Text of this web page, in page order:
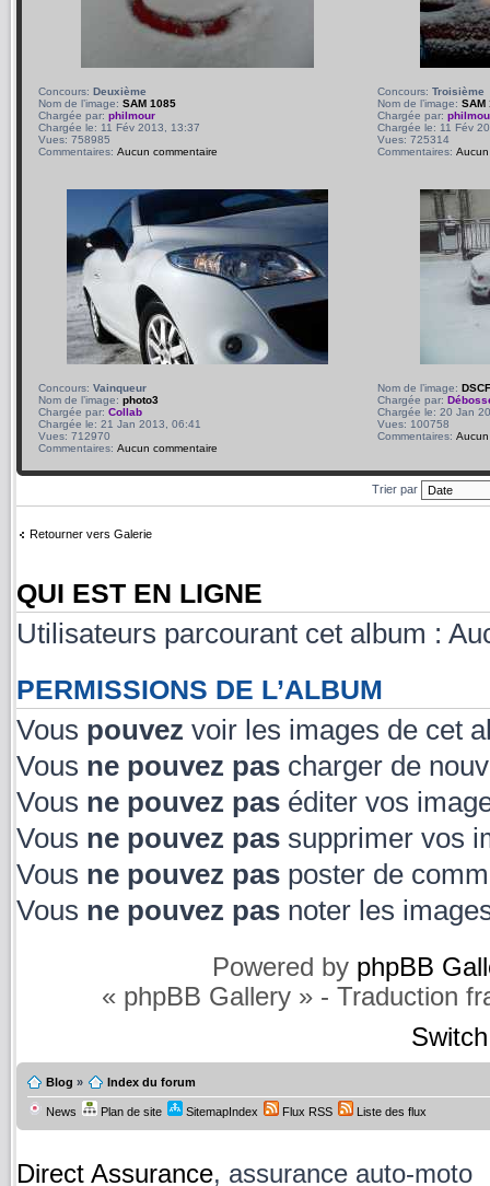
Concours: Deuxième
Nom de l’image: SAM 1085
Chargée par: philmour
Chargée le: 11 Fév 2013, 13:37
Vues: 758985
Commentaires: Aucun commentaire
Concours: Troisième
Nom de l’image: SAM
Chargée par:
Chargée le: 11 Fév
Vues: 725314
Commentaires:
Concours: Vainqueur
Nom de l’image: photo3
Chargée par: Collab
Chargée le: 21 Jan 2013, 06:41
Vues: 712970
Commentaires: Aucun commentaire
Nom de l’image:
Chargée par:
Chargée le: 20 Jan
Vues: 100758
Commentaires:
Trier par
Retourner vers Galerie
QUI EST EN LIGNE
Utilisateurs parcourant cet album :
PERMISSIONS DE L’ALBUM
Vous pouvez voir les images de cet
Vous ne pouvez pas charger de
Vous ne pouvez pas éditer vos
Vous ne pouvez pas supprimer vos
Vous ne pouvez pas poster de
Vous ne pouvez pas noter les
Powered by phpBB
« phpBB Gallery » - Traduction
Blog » Index du forum
News Plan de site SitemapIndex Flux RSS Liste des flux
Direct Assurance, assurance auto-moto